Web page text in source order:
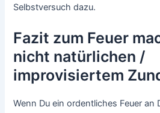
Selbstversuch dazu.
Fazit zum Feuer
nicht natürlichen /
improvisiertem
Wenn Du ein ordentliches Feuer an